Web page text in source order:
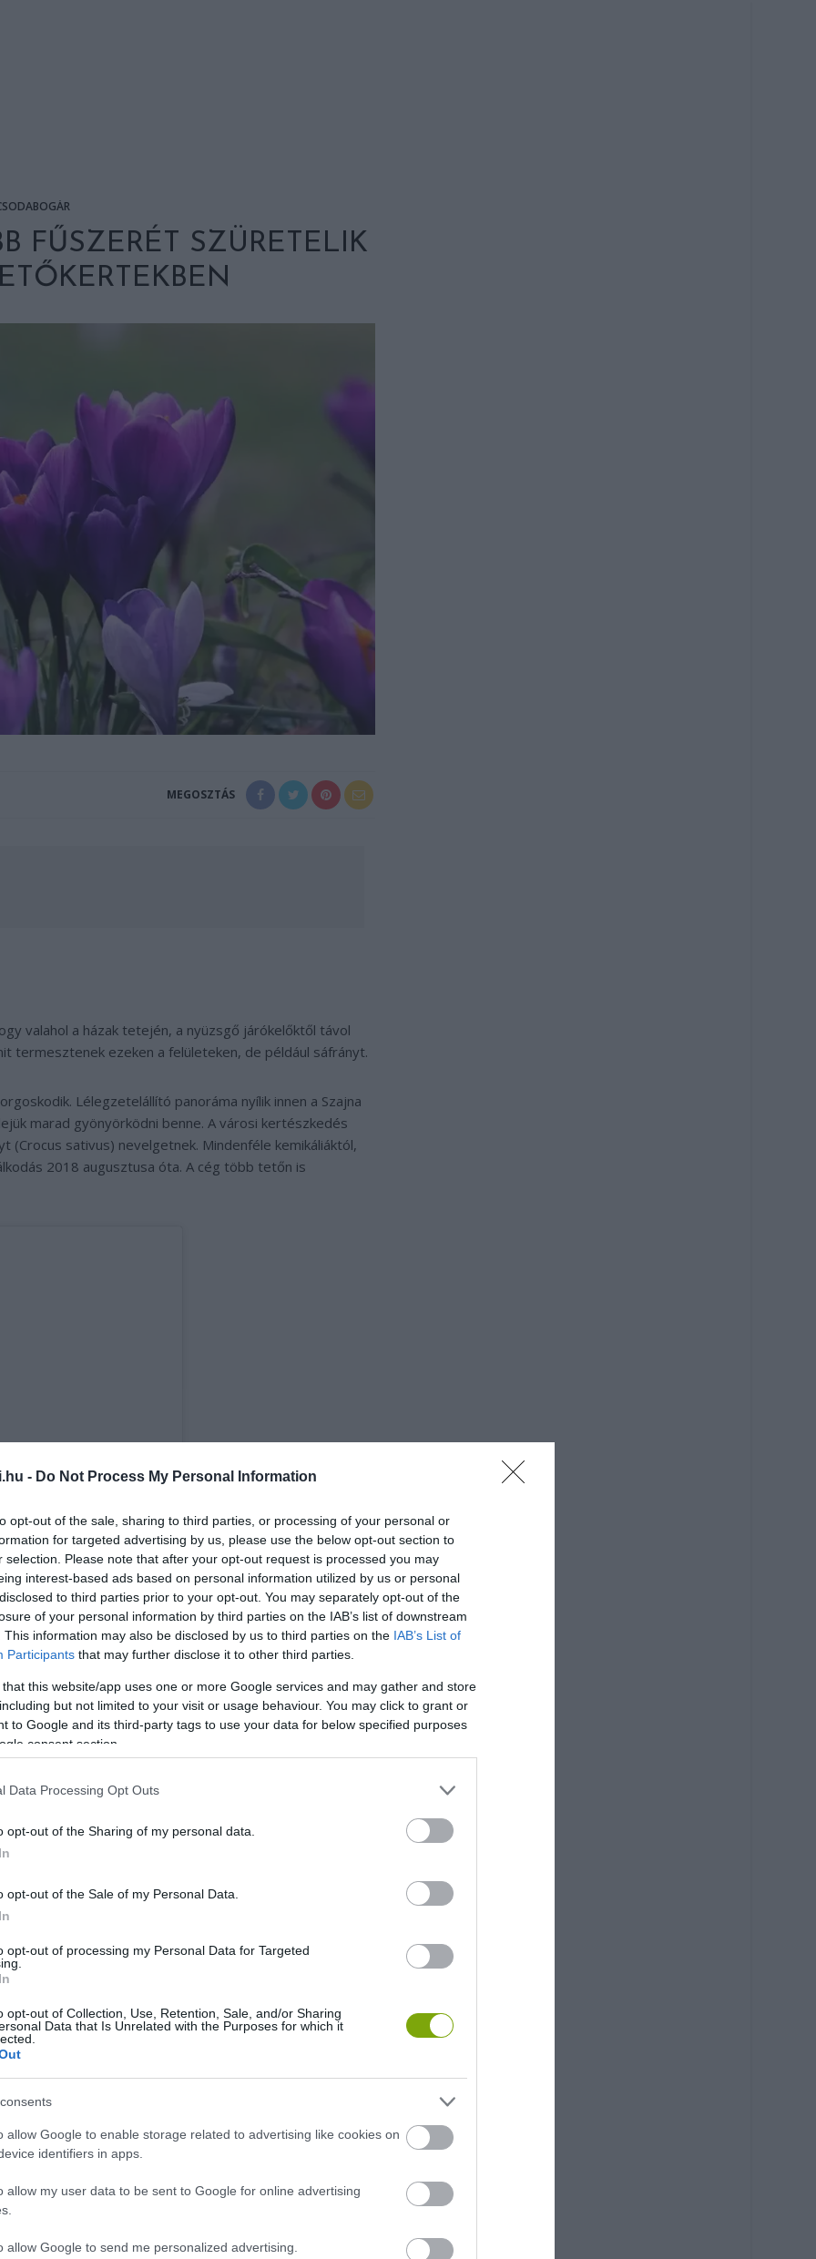
- Do Not Process My Personal Information
opt-out of the sale, sharing to third parties, or processing of your personal or
for targeted advertising by us, please use the below opt-out section to
selection. Please note that after your opt-out request is processed you may
interest-based ads based on personal information utilized by us or personal
to third parties prior to your opt-out. You may separately opt-out of the
of your personal information by third parties on the IAB’s list of downstream
This information may also be disclosed by us to third parties on the IAB’s List of
Participants that may further disclose it to other third parties.
that this website/app uses one or more Google services and may gather and store
but not limited to your visit or usage behaviour. You may click to grant or
to Google and its third-party tags to use your data for below specified purposes
consent section.
Data Processing Opt Outs
opt-out of the Sharing of my personal data.
opt-out of the Sale of my Personal Data.
opt-out of processing my Personal Data for Targeted
opt-out of Collection, Use, Retention, Sale, and/or Sharing
Data that Is Unrelated with the Purposes for which it
allow Google to enable storage related to advertising like cookies on
identifiers in apps.
allow my user data to be sent to Google for online advertising
allow Google to send me personalized advertising.
FŰSZERÉT SZÜRETELIK
MEGOSZTÁS
valahol a házak tetején, a nyüzsgő járókelőktől távol
termesztenek ezeken a felületeken, de például sáfrányt.
Lélegzetelállító panoráma nyílik innen a Szajna
marad gyönyörködni benne. A városi kertészkedés
(Crocus sativus) nevelgetnek. Mindenféle kemikáliáktól,
2018 augusztusa óta. A cég több tetőn is
bejegyzés
termesztett változat genetikailag homogén, a
minden egyed klón.